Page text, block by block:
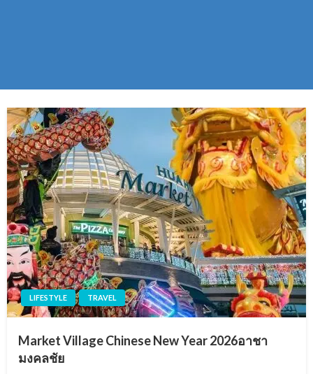
LIFESTYLE TRAVEL
Market Village Chinese New Year 2026อาชา
มงคลชัย